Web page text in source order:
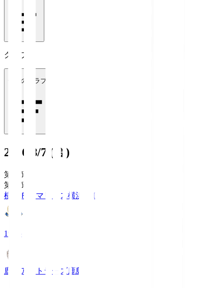
クラブ
全てのクラブ
2026/8/7 (金)
第1節
第1節
横浜Ｆ・マリノス横浜FM
19:25
鹿島アントラーズ鹿島